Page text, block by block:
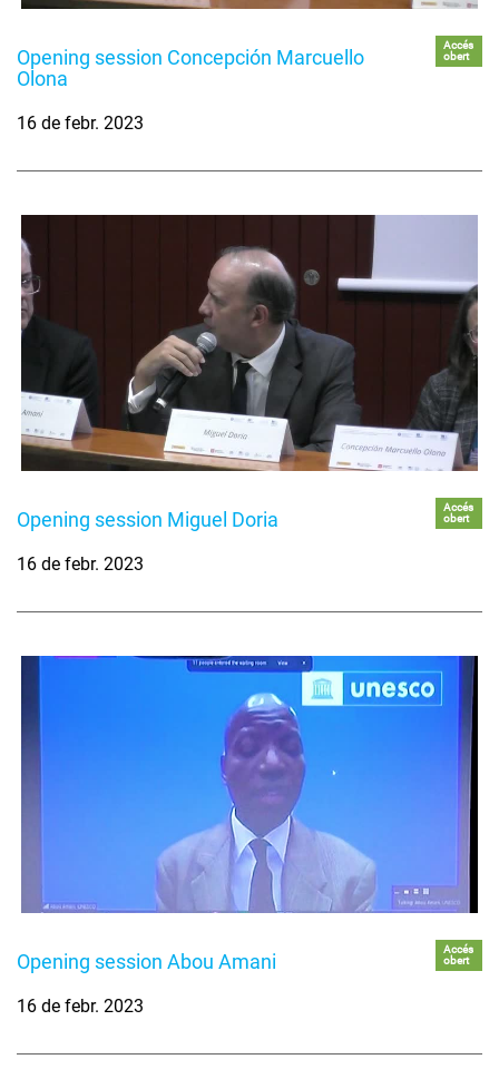
Opening session Concepción Marcuello
Olona
Accés
obert
16 de febr. 2023
Opening session Miguel Doria
Accés
obert
16 de febr. 2023
Opening session Abou Amani
Accés
obert
16 de febr. 2023